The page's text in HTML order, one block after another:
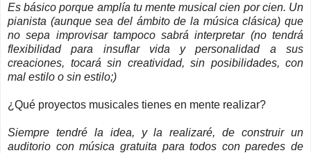
Es básico porque amplía tu mente musical cien por cien. Un
pianista (aunque sea del ámbito de la música clásica) que
no sepa improvisar tampoco sabrá interpretar (no tendrá
flexibilidad para insuflar vida y personalidad a sus
creaciones, tocará sin creatividad, sin posibilidades, con
mal estilo o sin estilo;)
¿Qué proyectos musicales tienes en mente realizar?
Siempre tendré la idea, y la realizaré, de construir un
auditorio con música gratuita para todos con paredes de